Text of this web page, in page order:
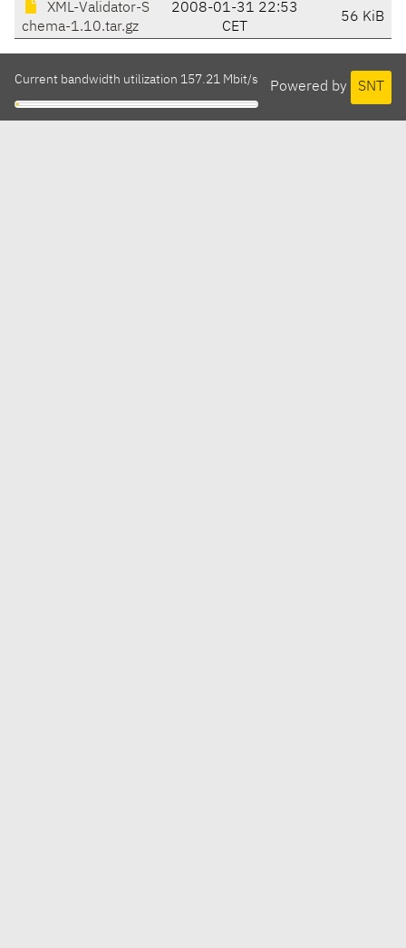
XML-Validator-S
chema-1.10.tar.gz
2008-01-31 22:53
CET
56 KiB
Powered by SNT
Current bandwidth utilization 157.21 Mbit/s